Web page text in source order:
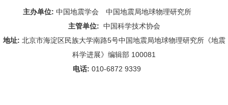
主办单位: 中国地震学会 中国地震局地球物理研究所
主管单位: 中国科学技术协会
地址: 北京市海淀区民族大学南路5号中国地震局地球物理研究所《地震
科学进展》编辑部 100081
电话: 010-6872 9339